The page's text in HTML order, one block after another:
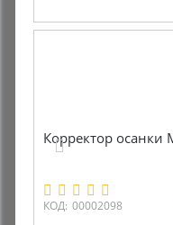
Корректор осанки
КОД: 00002098